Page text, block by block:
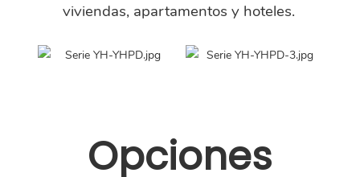
viviendas, apartamentos y hoteles.
Opciones